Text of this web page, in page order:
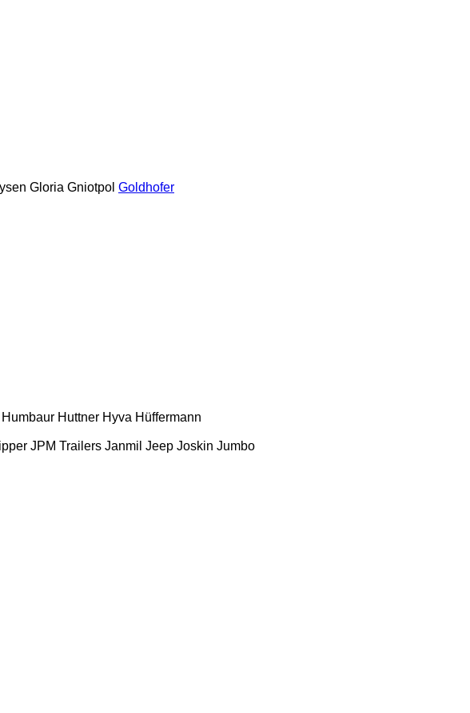
Gloria Gniotpol Goldhofer
Humbaur Huttner Hyva Hüffermann
JPM Trailers Janmil Jeep Joskin Jumbo